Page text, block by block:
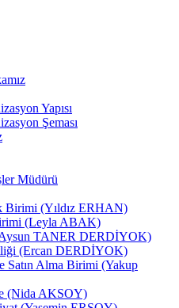
Yapısı
Şeması
Müdürü
Birimi (Yıldız ERHAN)
(Leyla ABAK)
TANER DERDİYOK)
(Ercan DERDİYOK)
Satın Alma Birimi (Yakup
(Nida AKSOY)